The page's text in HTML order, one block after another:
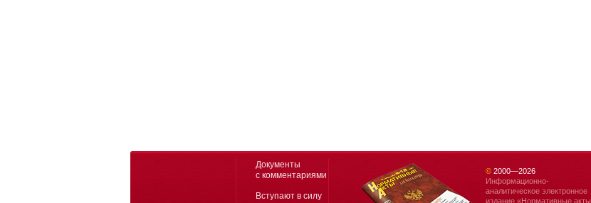
Документы
с комментариями
Вступают в силу
©2000—2026
Информационно-
аналитическое электронное
издание «Нормативные акты